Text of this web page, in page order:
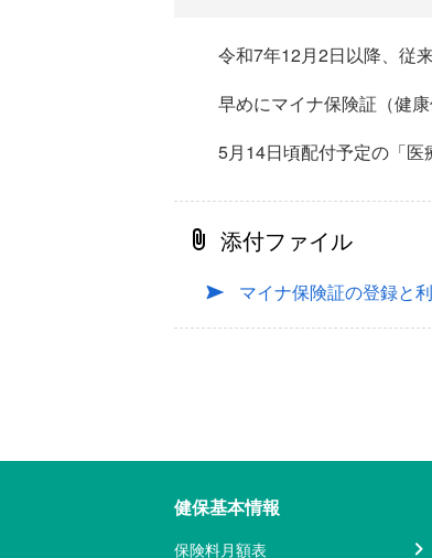
令和7年12月2日以降、従
早めにマイナ保険証（健
5月14日頃配付予定の「医
添付ファイル
マイナ保険証の登録と
健保基本情報
保険料月額表